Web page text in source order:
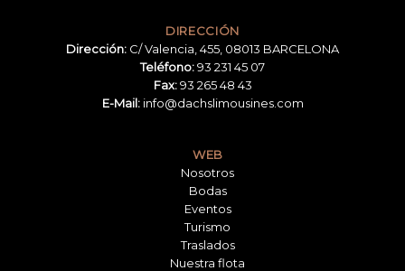
DIRECCIÓN
Dirección: C/ Valencia, 455, 08013 BARCELONA
Teléfono:93 231 45 07
Fax:93 265 48 43
E-Mail: info@dachslimousines.com
WEB
Nosotros
Bodas
Eventos
Turismo
Traslados
Nuestra flota